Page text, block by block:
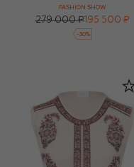
FASHION SHOW
279 000 ₽195 500 ₽
-30%